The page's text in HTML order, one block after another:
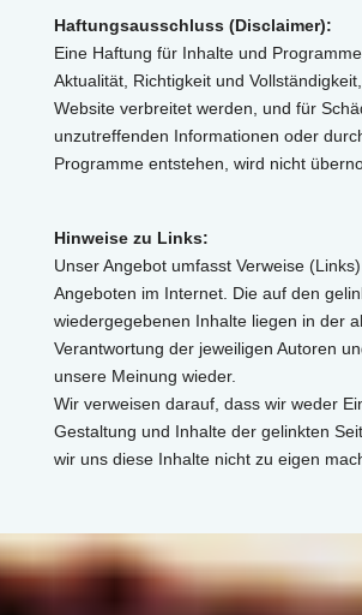
Haftungsausschluss (Disclaimer):
Eine Haftung für Inhalte und
Aktualität, Richtigkeit und
Website verbreitet werden, und für
unzutreffenden Informationen oder
Programme entstehen, wird nicht
Hinweise zu Links:
Unser Angebot umfasst Verweise
Angeboten im Internet. Die auf den
wiedergegebenen Inhalte liegen in der
Verantwortung der jeweiligen Autoren
unsere Meinung wieder.
Wir verweisen darauf, dass wir weder
Gestaltung und Inhalte der gelinkten
wir uns diese Inhalte nicht zu eigen